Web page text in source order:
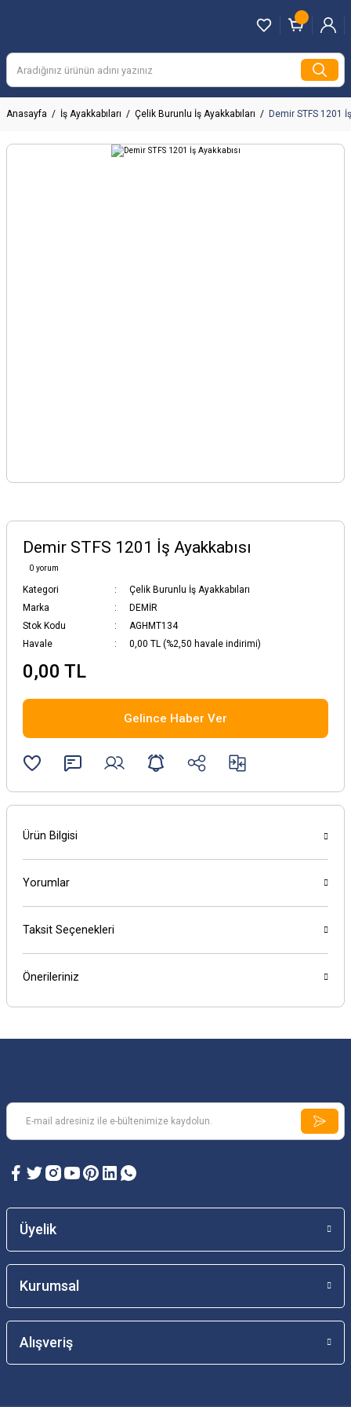
Anasayfa İş Ayakkabıları Çelik Burunlu İş Ayakkabıları Demir STFS 1201
Demir STFS 1201 İş Ayakkabısı
0 yorum
Kategori
Çelik Burunlu İş Ayakkabıları
Marka
DEMİR
Stok Kodu
AGHMT134
Havale
0,00 TL (%2,50 havale indirimi)
0,00 TL
Gelince Haber Ver
Ürün Bilgisi
Yorumlar
Taksit Seçenekleri
Önerileriniz
Üyelik
Kurumsal
Alışveriş